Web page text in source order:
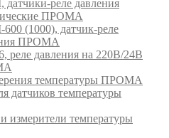
реле давления
ПРОМА
(1000), датчик-реле
ПРОМА
реле давления на 220В/24В
температуры ПРОМА
датчиков температуры
измерители температуры